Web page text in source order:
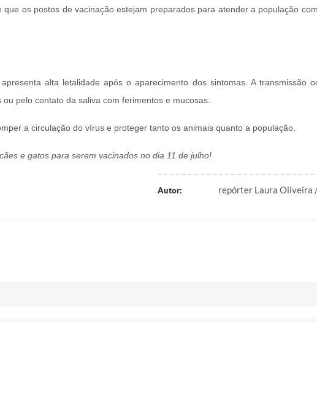
os postos de vacinação estejam preparados para atender a população
alta letalidade após o aparecimento dos sintomas. A transmissão
pelo contato da saliva com ferimentos e mucosas.
a circulação do vírus e proteger tanto os animais quanto a população.
e gatos para serem vacinados no dia 11 de julho!
Autor: repórter Laura Oliveira